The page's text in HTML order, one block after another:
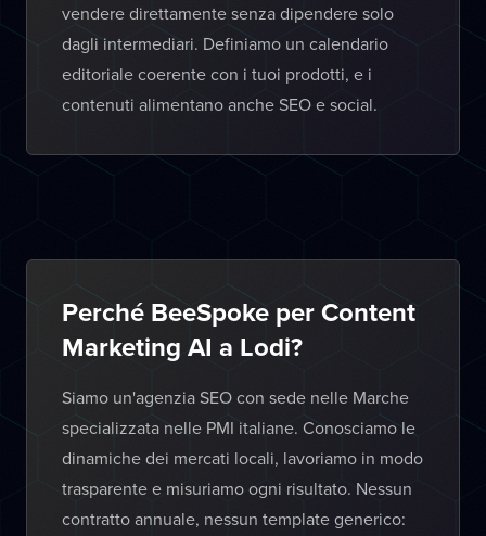
vendere direttamente senza dipendere solo
dagli intermediari. Definiamo un calendario
editoriale coerente con i tuoi prodotti, e i
contenuti alimentano anche SEO e social.
Perché BeeSpoke per Content
Marketing AI a Lodi?
Siamo un'agenzia SEO con sede nelle Marche
specializzata nelle PMI italiane. Conosciamo le
dinamiche dei mercati locali, lavoriamo in modo
trasparente e misuriamo ogni risultato. Nessun
contratto annuale, nessun template generico: